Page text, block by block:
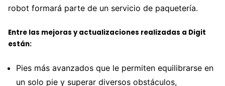
robot formará parte de un servicio de paquetería.
Entre las mejoras y actualizaciones realizadas a Digit
están:
Pies más avanzados que le permiten equilibrarse en
un solo pie y superar diversos obstáculos,